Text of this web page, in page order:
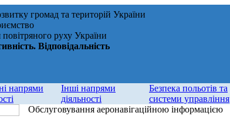
громад та територій України
руху України
Відповідальність
напрями
Інші напрями
діяльності
Безпека польотів та
системи управління
Обслуговування аеронавігаційною інформацією